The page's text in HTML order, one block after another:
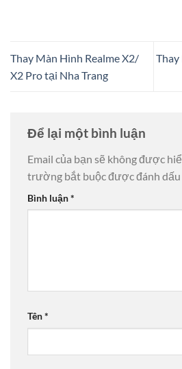
Thay Màn Hình Realme X2/
X2 Pro tại Nha Trang
Thay
Để lại một bình luận
Email của bạn sẽ không được
trường bắt buộc được đánh dấu
Bình luận*
Tên*